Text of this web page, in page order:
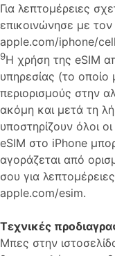
Για λεπτομέρειες
επικοινώνησε με
apple.com/iphone/
9Η χρήση της eSIM
υπηρεσίας (το οποίο
περιορισμούς στην
ακόμη και μετά τη
υποστηρίζουν όλοι
eSIM στο iPhone
αγοράζεται από
σου για
apple.com/esim.
Τεχνικές
Μπες στην